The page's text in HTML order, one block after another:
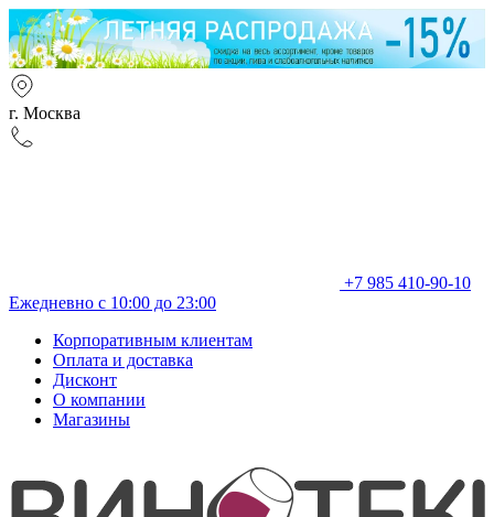
г. Москва
+7 985 410-90-10
Ежедневно с 10:00 до 23:00
Корпоративным клиентам
Оплата и доставка
Дисконт
О компании
Магазины